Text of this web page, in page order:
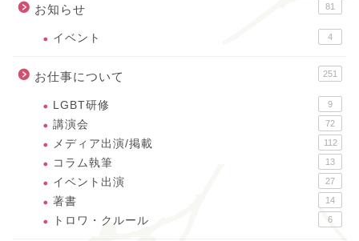
お知らせ 81
イベント 4
お仕事について 251
LGBT研修 9
講演会 72
メディア出演/掲載 112
コラム執筆 13
イベント出演 27
著書 14
トロワ・クルール 6